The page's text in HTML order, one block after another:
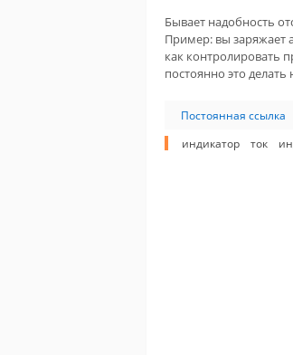
Бывает надобность
Пример: вы заряжает
как контролировать
постоянно это
Постоянная ссылка
индикатор
ток